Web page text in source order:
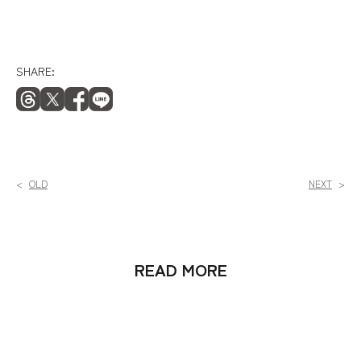
SHARE:
READ MORE